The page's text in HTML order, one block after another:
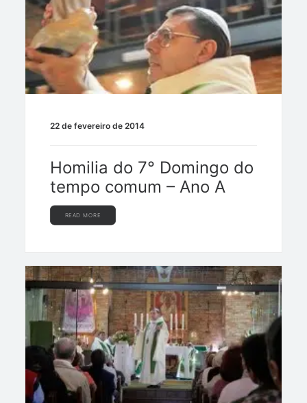
22 de fevereiro de 2014
Homilia do 7° Domingo do
tempo comum – Ano A
READ MORE